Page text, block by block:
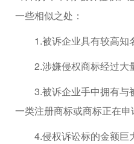
一些相似之处：
1.被诉企业具有较高知
2.涉嫌侵权商标经过大
3.被诉企业手中拥有与
一类注册商标或商标正在申
4.侵权诉讼标的金额巨